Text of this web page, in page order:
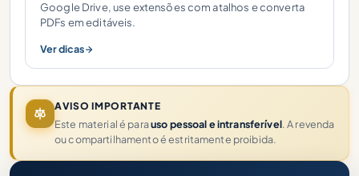
Google Drive, use extensões com atalhos e converta
PDFs em editáveis.
Ver dicas
AVISO IMPORTANTE
Este material é parauso pessoal e intransferível. A revenda
ou compartilhamento é estritamente proibida.